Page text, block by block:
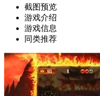
截图预览
游戏介绍
游戏信息
同类推荐